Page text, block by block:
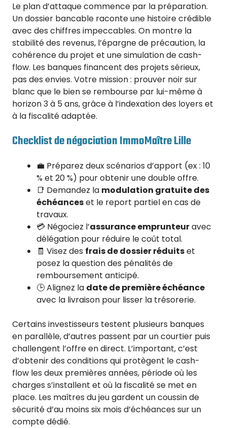
Le plan d’attaque commence par la préparation.
Un dossier bancable raconte une histoire crédible
avec des chiffres impeccables. On montre la
stabilité des revenus, l’épargne de précaution, la
cohérence du projet et une simulation de cash-
flow. Les banques financent des projets sérieux,
pas des envies. Votre mission : prouver noir sur
blanc que le bien se rembourse par lui-même à
horizon 3 à 5 ans, grâce à l’indexation des loyers et
à la fiscalité adaptée.
Checklist de négociation ImmoMaître Lille
💼 Préparez deux scénarios d’apport (ex : 10
% et 20 %) pour obtenir une double offre.
📑 Demandez la modulation gratuite des
échéanceset le report partiel en cas de
travaux.
💳 Négociez l’assurance emprunteuravec
délégation pour réduire le coût total.
🧾 Visez des frais de dossier réduitset
posez la question des pénalités de
remboursement anticipé.
🕒 Alignez la date de première échéance
avec la livraison pour lisser la trésorerie.
Certains investisseurs testent plusieurs banques
en parallèle, d’autres passent par un courtier puis
challengent l’offre en direct. L’important, c’est
d’obtenir des conditions qui protègent le cash-
flow les deux premières années, période où les
charges s’installent et où la fiscalité se met en
place. Les maîtres du jeu gardent un coussin de
sécurité d’au moins six mois d’échéances sur un
compte dédié.